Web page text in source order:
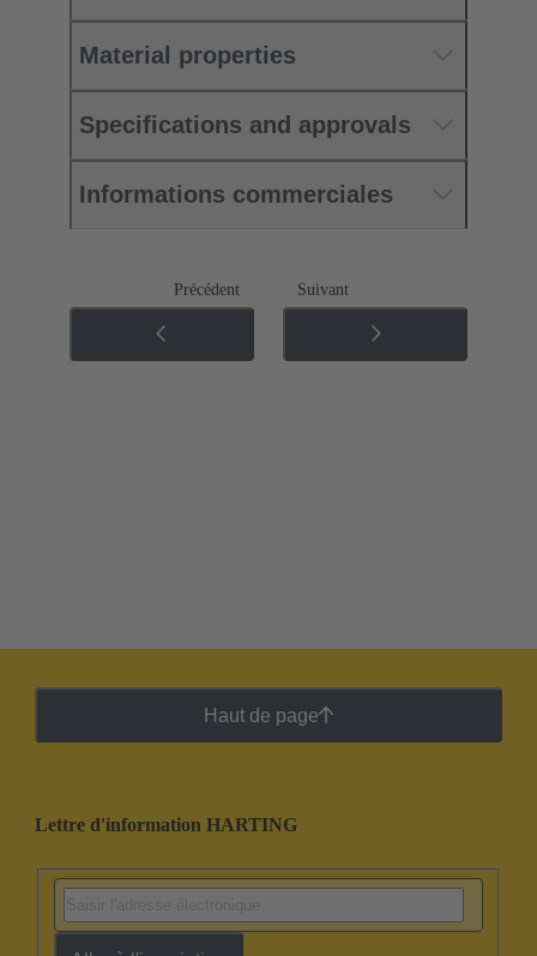
Material properties
Specifications and approvals
Informations commerciales
Précédent Suivant
Haut de page
Lettre d'information HARTING